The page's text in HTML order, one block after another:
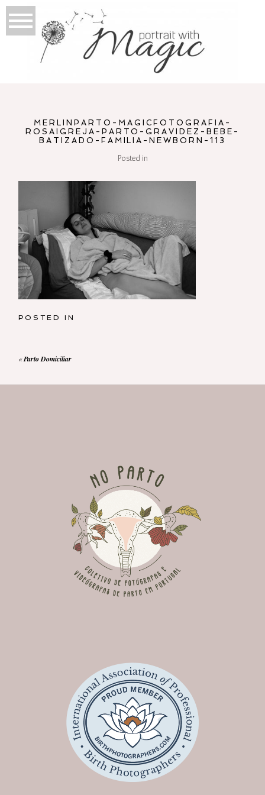
MERLINPARTO-MAGICFOTOGRAFIA-
ROSAIGREJA-PARTO-GRAVIDEZ-BEBE-
BATIZADO-FAMILIA-NEWBORN-113
Posted in
POSTED IN
«Parto Domiciliar